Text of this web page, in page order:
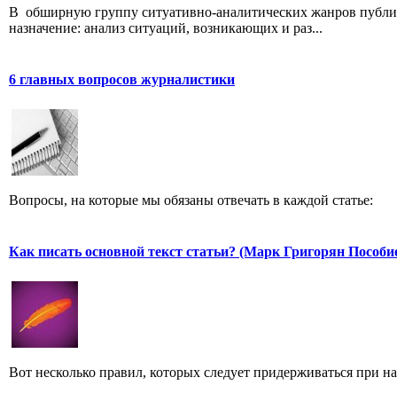
В обширную группу ситуативно-аналитических жанров
назначение: анализ ситуаций, возникающих и раз...
6 главных вопросов журналистики
Вопросы, на которые мы обязаны отвечать в каждой статье:
Как писать основной текст статьи? (Марк Григорян
Вот несколько правил, которых следует придерживаться при